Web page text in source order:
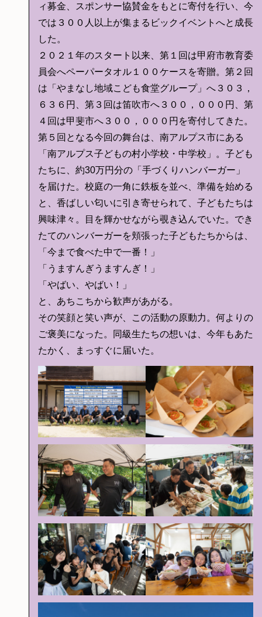
ィ募金、スポンサー協賛金をもとに寄付を行い、今
では３００人以上が集まるビックイベントへと成長
した。
２０２１年のスタート以来、第１回は甲府市教育委
員会へペーパータオル１００ケースを寄贈。第２回
は「やまなし地域こども食堂グループ」へ３０３，
６３６円、第３回は笛吹市へ３００，０００円、第
４回は甲斐市へ３００，０００円を寄付してきた。
第５回となる今回の舞台は、南アルプス市にある
「南アルプス子どもの村小学校・中学校」。子ども
たちに、約30万円分の「手づくりハンバーガー」
を届けた。校庭の一角に鉄板を並べ、準備を始める
と、香ばしい匂いに引き寄せられて、子どもたちは
興味津々。目を輝かせながら覗き込んでいた。でき
たてのハンバーガーを頬張った子どもたちからは、
「今まで食べた中で一番！」
「うますんぎうますんぎ！」
「やばい、やばい！」
と、あちこちから歓声があがる。
その笑顔と笑い声が、この活動の原動力。何よりの
ご褒美になった。同級生たちの想いは、今年もあた
たかく、まっすぐに届いた。